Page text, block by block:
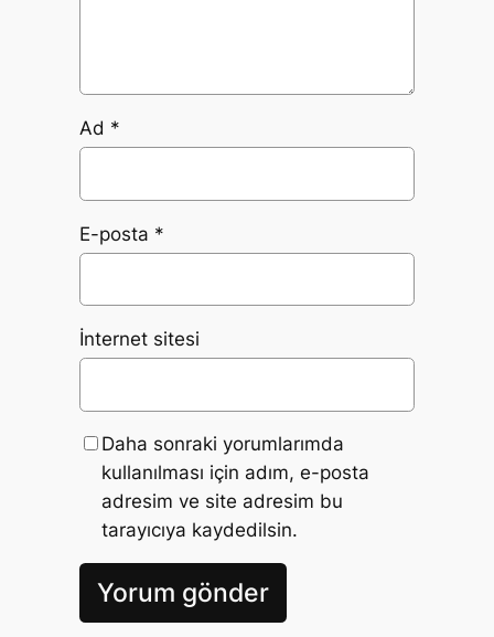
Ad *
E-posta *
İnternet sitesi
Daha sonraki yorumlarımda
kullanılması için adım, e-posta
adresim ve site adresim bu
tarayıcıya kaydedilsin.